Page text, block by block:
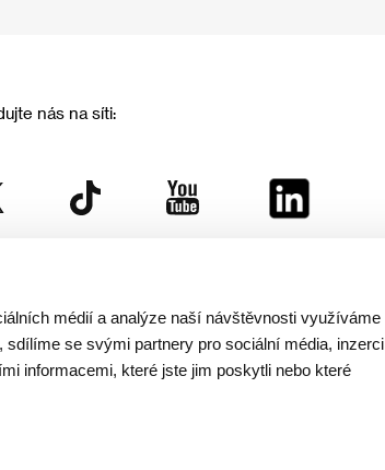
médií a analýze naší návštěvnosti využíváme
se svými partnery pro sociální média, inzerci
informacemi, které jste jim poskytli nebo které
nás na síti:
která zastřešuje i další projekty: